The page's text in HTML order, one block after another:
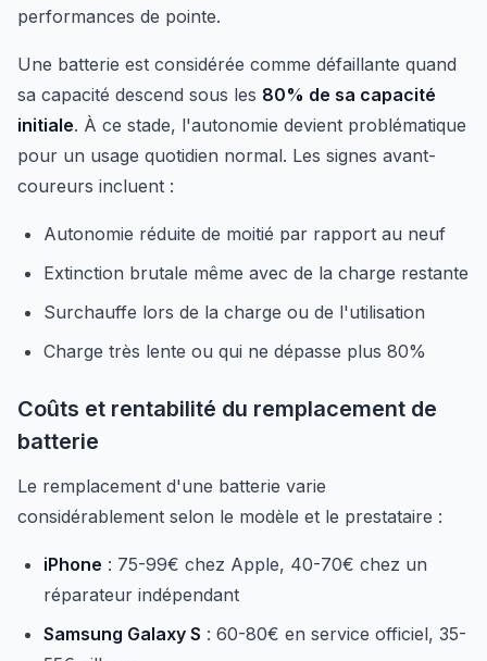
performances de pointe.
Une batterie est considérée comme défaillante quand
sa capacité descend sous les 80% de sa capacité
initiale. À ce stade, l'autonomie devient problématique
pour un usage quotidien normal. Les signes avant-
coureurs incluent :
Autonomie réduite de moitié par rapport au neuf
Extinction brutale même avec de la charge restante
Surchauffe lors de la charge ou de l'utilisation
Charge très lente ou qui ne dépasse plus 80%
Coûts et rentabilité du remplacement de
batterie
Le remplacement d'une batterie varie
considérablement selon le modèle et le prestataire :
iPhone : 75-99€ chez Apple, 40-70€ chez un
réparateur indépendant
Samsung Galaxy S : 60-80€ en service officiel, 35-